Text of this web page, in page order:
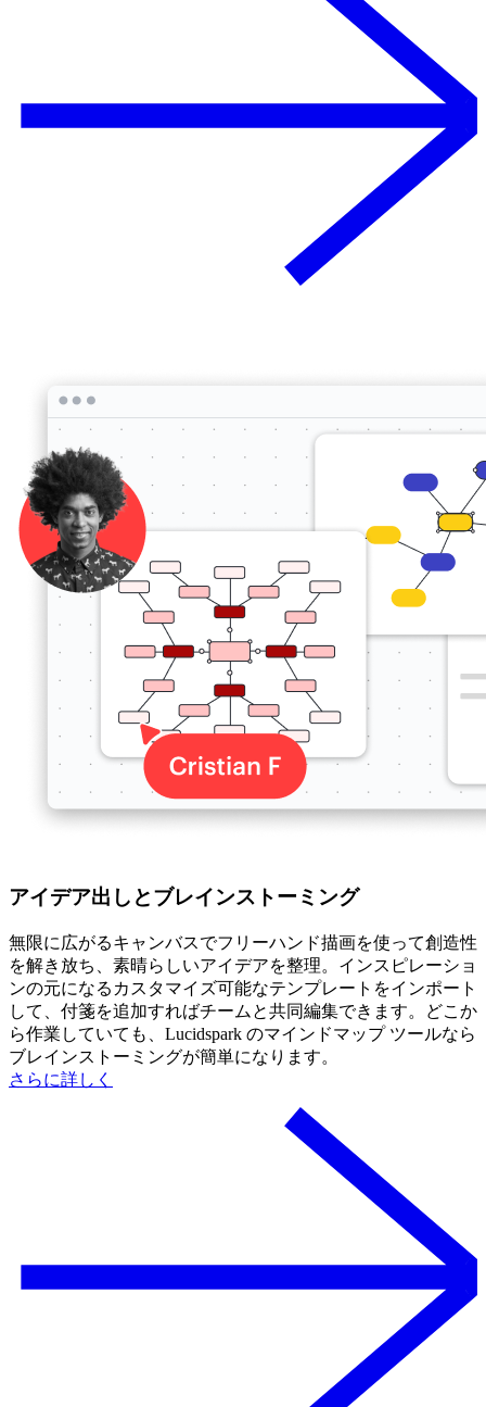
アイデア出しとブレインストーミング
無限に広がるキャンバスでフリーハンド描画を使って創造性
を解き放ち、素晴らしいアイデアを整理。インスピレーショ
ンの元になるカスタマイズ可能なテンプレートをインポート
して、付箋を追加すればチームと共同編集できます。どこか
ら作業していても、Lucidspark のマインドマップ ツールなら
ブレインストーミングが簡単になります。
さらに詳しく